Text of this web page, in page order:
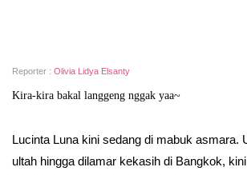
Reporter : Olivia Lidya Elsanty
Kira-kira bakal langgeng nggak yaa~
Lucinta Luna kini sedang di mabuk asmara.
ultah hingga dilamar kekasih di Bangkok,